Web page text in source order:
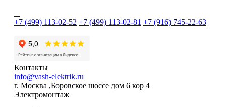
+7 (499) 113-02-52 +7 (499) 113-02-81 +7 (916) 745-22-63
Контакты
info@vash-elektrik.ru
г. Москва ,Боровское шоссе дом 6 кор 4
Электромонтаж